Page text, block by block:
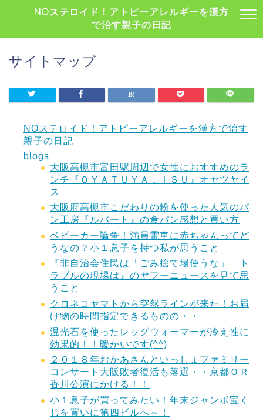
NOステロイド！アトピーアレルギーを漢方
で治す親子の日記
サイトマップ
NOステロイド！アトピーアレルギーを漢方で治す
親子の日記
blogs
大阪高槻市富田駅周辺で女性におすすめのラ
ンチ『ＯＹＡＴＵＹＡ．ＩＳＵ』オヤツヤイ
ス
大阪府高槻市こだわりの粉を使った人気のパ
ン工房『ルバート』の食パン感想と買い方
ベビーカー論争！満員電車に赤ちゃんってど
うなの？小１息子を持つ私が思うこと
『非自治会住民は「ごみ捨て場使うな」 ト
ラブルの現場は』のヤフーニュースを見て思
うこと
クロネコヤマトから突然ラインが来た！お届
け物の時間指定できるものの・・
温光石を使ったレッグウォーマーが冷え性に
効果的！！暖かいです(^^)
２０１８年おかあさんといっしょファミリー
コンサート大阪敗者復活も落選・・京都ＯＲ
香川公演にかける！！
小１息子が買ってみたい！年末ジャンボ宝く
じを買いに第四ビルへ～！